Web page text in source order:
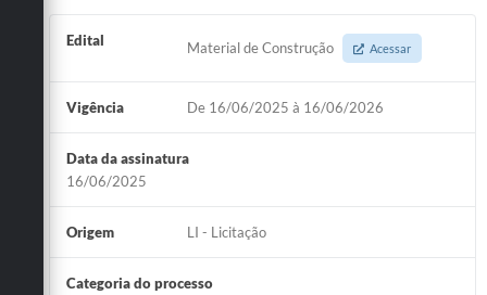
Edital Material de Construção Acessar
Vigência De 16/06/2025 à 16/06/2026
Data da assinatura
16/06/2025
Origem LI - Licitação
Categoria do processo